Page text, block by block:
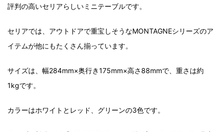
評判の高いセリアらしいミニテーブルです。
セリアでは、アウトドアで重宝しそうなMONTAGNEシリーズのア
イテムが他にもたくさん揃っています。
サイズは、幅284mm×奥行き175mm×高さ88mmで、重さは約
1kgです。
カラーはホワイトとレッド、グリーンの3色です。